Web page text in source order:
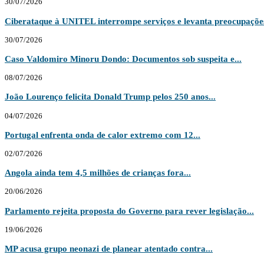
Ciberataque à UNITEL interrompe serviços e levanta
30/07/2026
Caso Valdomiro Minoru Dondo: Documentos sob suspeita e...
08/07/2026
João Lourenço felicita Donald Trump pelos 250 anos...
04/07/2026
Portugal enfrenta onda de calor extremo com 12...
02/07/2026
Angola ainda tem 4,5 milhões de crianças fora...
20/06/2026
Parlamento rejeita proposta do Governo para rever legislação...
19/06/2026
MP acusa grupo neonazi de planear atentado contra...